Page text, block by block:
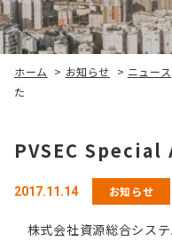
ホーム > お知らせ > ニュース
た
PVSEC Special
2017.11.14 お知らせ
株式会社資源総合シス